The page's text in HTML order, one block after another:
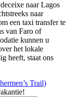
naar Lagos
naar
een taxi transfer te
van Faro of
kunnen u
het lokale
heeft, staat ons
Trail)